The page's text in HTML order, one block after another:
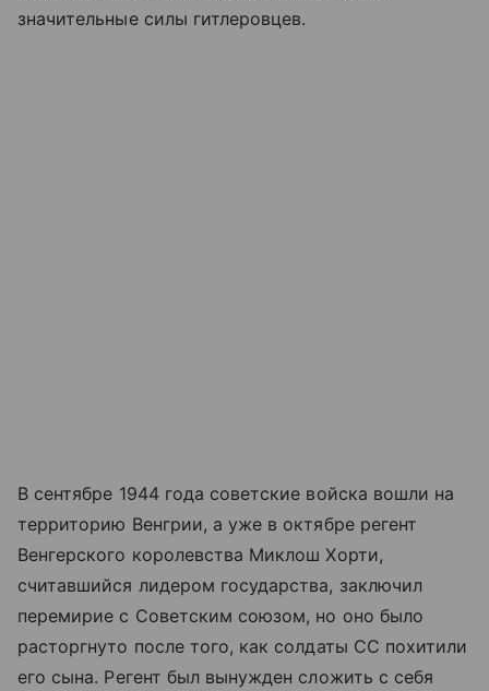
значительные силы гитлеровцев.
В сентябре 1944 года советские войска вошли на
территорию Венгрии, а уже в октябре регент
Венгерского королевства Миклош Хорти,
считавшийся лидером государства, заключил
перемирие с Советским союзом, но оно было
расторгнуто после того, как солдаты СС похитили
его сына. Регент был вынужден сложить с себя